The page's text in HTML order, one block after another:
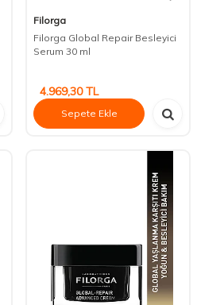
Filorga
Filorga Global Repair Besleyici
Serum 30 ml
4.969,30TL
Sepete Ekle